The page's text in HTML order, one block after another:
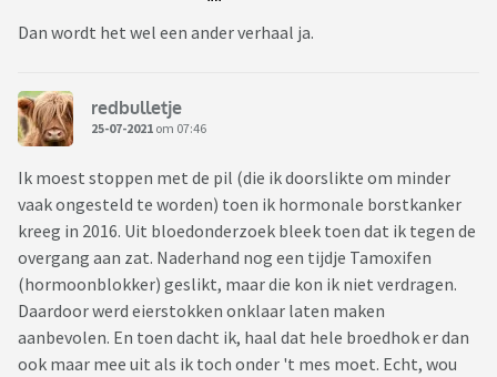
Dan wordt het wel een ander verhaal ja.
redbulletje
25-07-2021 om 07:46
Ik moest stoppen met de pil (die ik doorslikte om minder
vaak ongesteld te worden) toen ik hormonale borstkanker
kreeg in 2016. Uit bloedonderzoek bleek toen dat ik tegen de
overgang aan zat. Naderhand nog een tijdje Tamoxifen
(hormoonblokker) geslikt, maar die kon ik niet verdragen.
Daardoor werd eierstokken onklaar laten maken
aanbevolen. En toen dacht ik, haal dat hele broedhok er dan
ook maar mee uit als ik toch onder 't mes moet. Echt, wou